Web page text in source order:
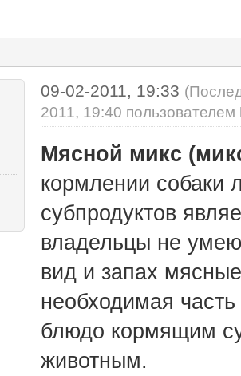
09-02-2011, 19:33
2011, 19:40 пользователем
Мясной микс
кормлении собаки
субпродуктов
владельцы не
вид и запах
необходимая
блюдо кормящим
животным.